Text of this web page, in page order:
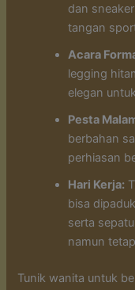
dan
tangan
Acara
legging
elegan
Pesta
berbahan
perhiasan
Hari Kerja:
bisa
serta
namun
Tunik wanita untuk